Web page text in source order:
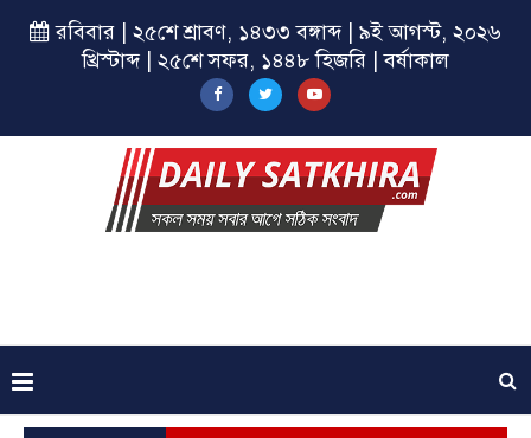
রবিবার | ২৫শে শ্রাবণ, ১৪৩৩ বঙ্গাব্দ | ৯ই আগস্ট, ২০২৬
খ্রিস্টাব্দ | ২৫শে সফর, ১৪৪৮ হিজরি | বর্ষাকাল